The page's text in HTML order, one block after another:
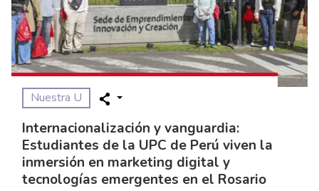
Nuestra U
Internacionalización y vanguardia:
Estudiantes de la UPC de Perú viven la
inmersión en marketing digital y
tecnologías emergentes en el Rosario